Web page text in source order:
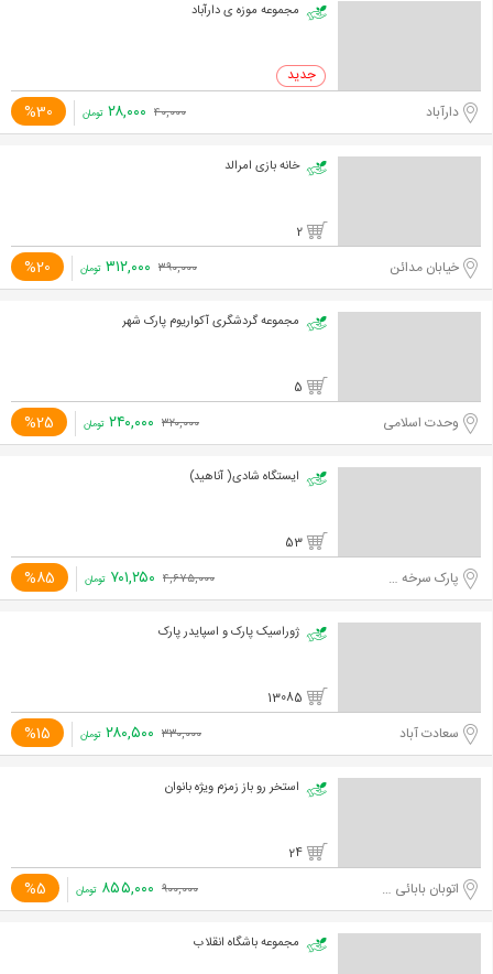
مجموعه موزه ی دارآباد
دارآباد %30 ۴۰,۰۰۰ ۲۸,۰۰۰ تومان
خانه بازی امرالد
2
خیابان مدائن %20 ۳۹۰,۰۰۰ ۳۱۲,۰۰۰ تومان
مجموعه گردشگری آکواریوم پارک شهر
5
وحدت اسلامی %25 ۳۲۰,۰۰۰ ۲۴۰,۰۰۰ تومان
ایستگاه شادی( آناهید)
53
پارک سرخه حصار %85 ۴,۶۷۵,۰۰۰ ۷۰۱,۲۵۰ تومان
ژوراسیک پارک و اسپایدر پارک
13085
سعادت آباد %15 ۳۳۰,۰۰۰ ۲۸۰,۵۰۰ تومان
استخر رو باز زمزم ویژه بانوان
24
اتوبان بابائی - بعد از خروجی لشگرک %5 ۹۰۰,۰۰۰ ۸۵۵,۰۰۰ تومان
مجموعه باشگاه انقلاب